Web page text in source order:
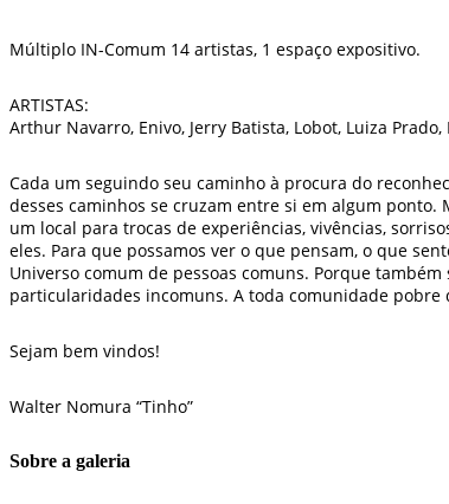
Múltiplo IN-Comum 14 artistas, 1 espaço expositivo.
ARTISTAS:
Arthur Navarro, Enivo, Jerry Batista, Lobot, Luiza
Cada um seguindo seu caminho à procura do
desses caminhos se cruzam entre si em algum
um local para trocas de experiências, vivências,
eles. Para que possamos ver o que pensam, o que
Universo comum de pessoas comuns. Porque
particularidades incomuns. A toda comunidade pobre
Sejam bem vindos!
Walter Nomura “Tinho”
Sobre a galeria